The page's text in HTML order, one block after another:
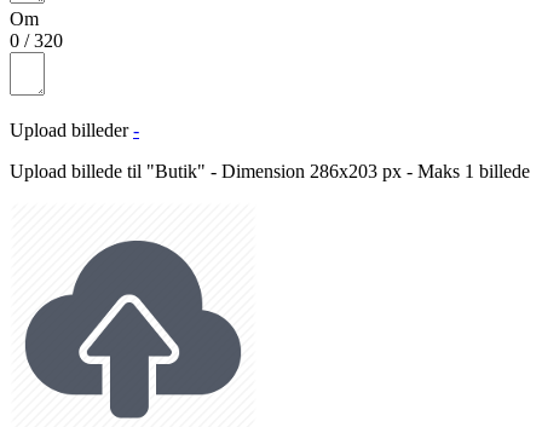
Om
0 /320
Upload billeder -
Upload billede til "Butik" - Dimension 286x203 px - Maks 1 billede